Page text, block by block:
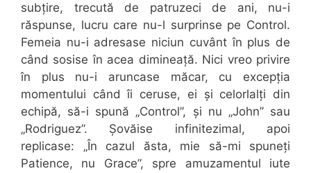
subțire, trecută de patruzeci de ani, nu-i
răspunse, lucru care nu-l surprinse pe Control.
Femeia nu-i adresase niciun cuvânt în plus de
când sosise în acea dimineață. Nici vreo privire
în plus nu-i aruncase măcar, cu excepția
momentului când îi ceruse, ei și celorlalți din
echipă, să-i spună „Control”, și nu „John” sau
„Rodriguez”. Șovăise infinitezimal, apoi
replicase: „În cazul ăsta, mie să-mi spuneți
Patience, nu Grace”, spre amuzamentul iute